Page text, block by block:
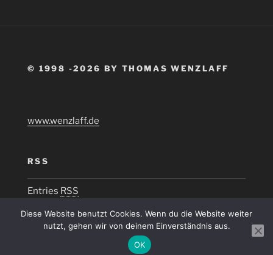
© 1998 -2026 BY THOMAS WENZLAFF
www.wenzlaff.de
RSS
Entries RSS
Diese Website benutzt Cookies. Wenn du die Website weiter
nutzt, gehen wir von deinem Einverständnis aus.
OK